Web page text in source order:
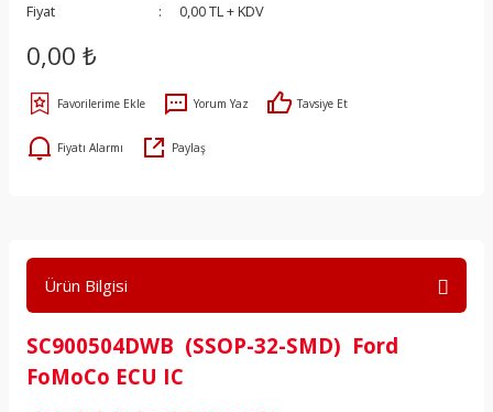
Fiyat
0,00 TL + KDV
0,00 ₺
Yorum Yaz Tavsiye Et
Fiyatı Alarmı Paylaş
Ürün Bilgisi
SC900504DWB (SSOP-32-SMD) Ford
FoMoCo ECU IC